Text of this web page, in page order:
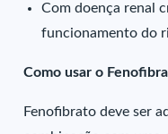
Com doença renal
funcionamento do
Como usar o
Fenofibrato deve ser